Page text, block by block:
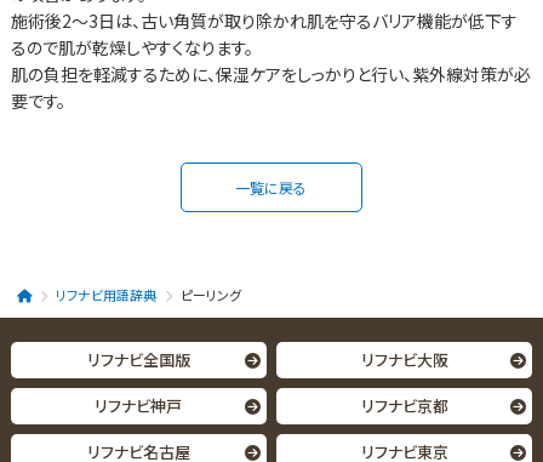
施術後2〜3日は、古い角質が取り除かれ肌を守るバリア機能が低下す
るので肌が乾燥しやすくなります。
肌の負担を軽減するために、保湿ケアをしっかりと行い、紫外線対策が必
要です。
一覧に戻る
リフナビ用語辞典 ピーリング
リフナビ全国版
リフナビ大阪
リフナビ神戸
リフナビ京都
リフナビ名古屋
リフナビ東京